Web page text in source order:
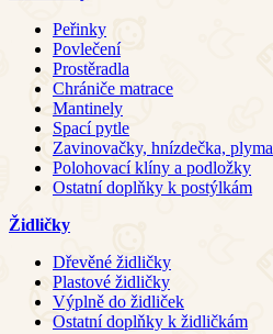
Peřinky
Povlečení
Prostěradla
Chrániče matrace
Mantinely
Spací pytle
Zavinovačky, hnízdečka, plyma
Polohovací klíny a podložky
Ostatní doplňky k postýlkám
Židličky
Dřevěné židličky
Plastové židličky
Výplně do židliček
Ostatní doplňky k židličkám